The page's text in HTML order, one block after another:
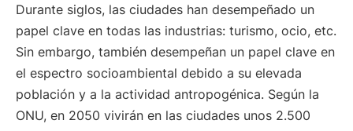
Durante siglos, las ciudades han desempeñado un
papel clave en todas las industrias: turismo, ocio, etc.
Sin embargo, también desempeñan un papel clave en
el espectro socioambiental debido a su elevada
población y a la actividad antropogénica. Según la
ONU, en 2050 vivirán en las ciudades unos 2.500